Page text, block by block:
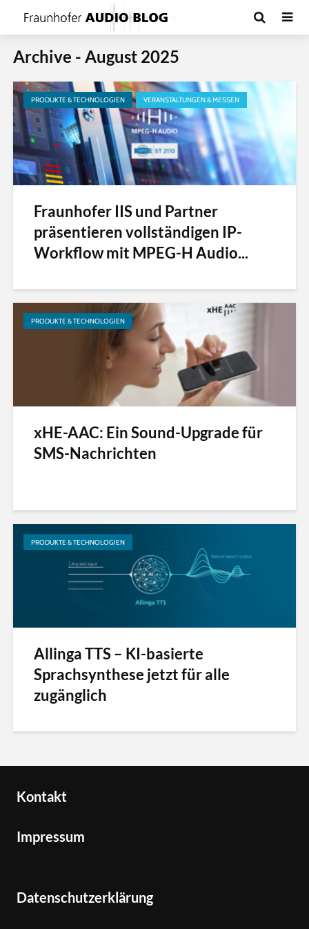
Archive - August 2025
PRODUKTE & TECHNOLOGIEN VERANSTALTUNGEN & MESSEN
Fraunhofer IIS und Partner
präsentieren vollständigen IP-
Workflow mit MPEG-H Audio...
PRODUKTE & TECHNOLOGIEN
xHE-AAC: Ein Sound-Upgrade für
SMS-Nachrichten
PRODUKTE & TECHNOLOGIEN
Allinga TTS – KI-basierte
Sprachsynthese jetzt für alle
zugänglich
Kontakt
Impressum
Datenschutzerklärung